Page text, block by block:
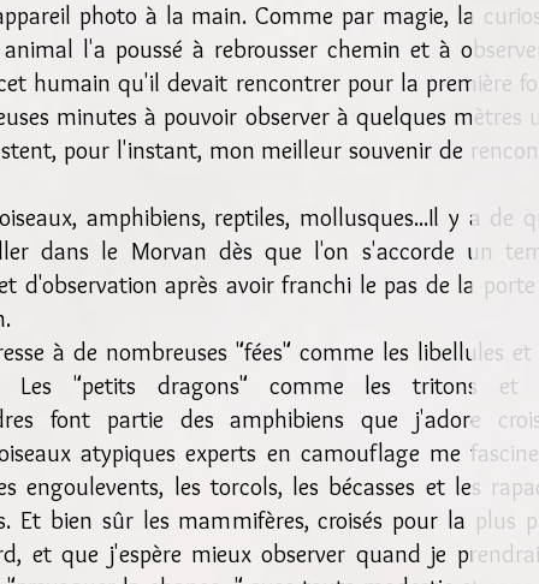
photo à la main. Comme par magie, la
l'a poussé à rebrousser chemin et à
humain qu'il devait rencontrer pour la première
minutes à pouvoir observer à quelques mètres
pour l'instant, mon meilleur souvenir de
amphibiens, reptiles, mollusques...Il y a de
dans le Morvan dès que l'on s'accorde un
d'observation après avoir franchi le pas de la
à de nombreuses "fées" comme les libellules et
Les "petits dragons" comme les tritons et
font partie des amphibiens que j'adore
atypiques experts en camouflage me
engoulevents, les torcols, les bécasses et les
Et bien sûr les mammifères, croisés pour la plus
et que j'espère mieux observer quand je